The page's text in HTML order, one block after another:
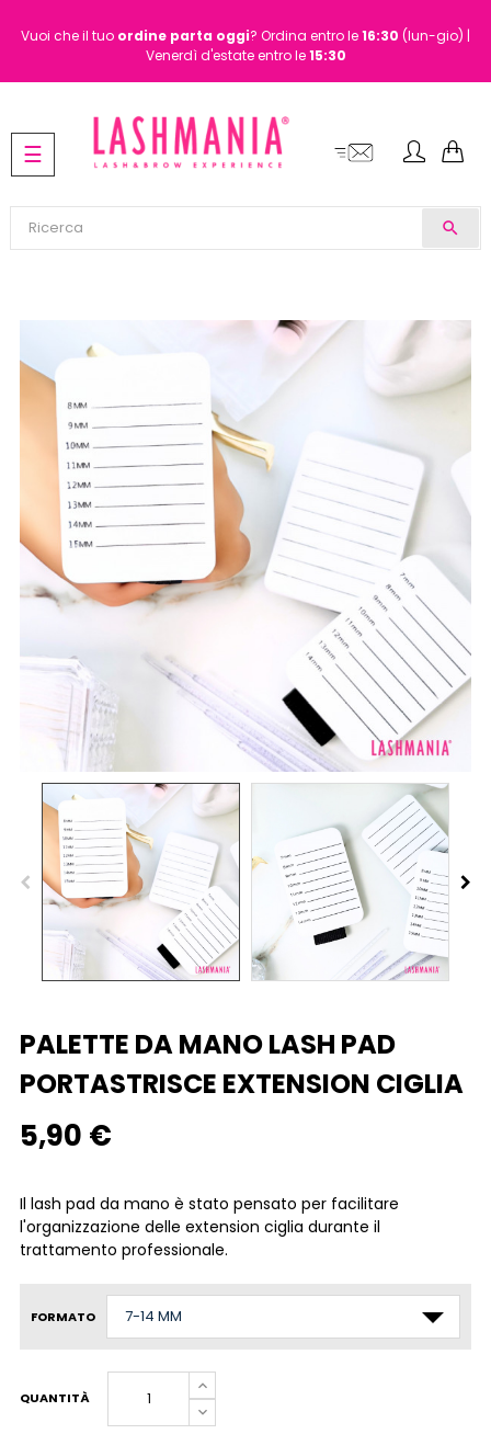
Vuoi che il tuo ordine parta oggi? Ordina entro le16:30 (lun-gio) |
Venerdì d'estate entro le15:30
search
navigazione
Toggle
☰
PALETTE DA MANO LASH PAD
PORTASTRISCE EXTENSION CIGLIA
5,90 €
Il lash pad da mano è stato pensato per facilitare
l'organizzazione delle extension ciglia durante il
trattamento professionale.
FORMATO
QUANTITÀ